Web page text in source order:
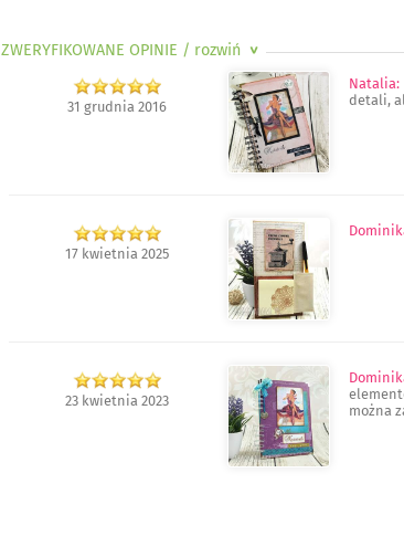
ZWERYFIKOWANE OPINIE / rozwiń >
31 grudnia 2016
Natalia:
detali,
17 kwietnia 2025
23 kwietnia 2023
można